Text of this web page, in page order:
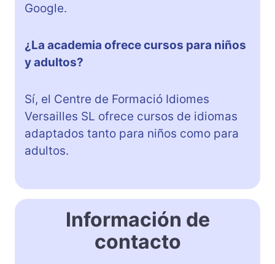
Google.
¿La academia ofrece cursos para niños
y adultos?
Sí, el Centre de Formació Idiomes
Versailles SL ofrece cursos de idiomas
adaptados tanto para niños como para
adultos.
Información de
contacto